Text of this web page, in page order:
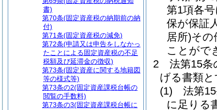
第1項各
保が保証
居所)その
ことがで
2
法第15
げる書類
(1)
法第
に足りる
書)
第70条(固定資産税の納期前の納
付)
第71条(固定資産税の減免)
第72条(申請又は申告をしなかっ
たことによる固定資産税の不足
税額及び延滞金の徴収)
第73条(固定資産に関する地籍図
等の様式等)
第73条の2(固定資産課税台帳の
閲覧の手数料)
第73条の3(固定資産課税台帳に